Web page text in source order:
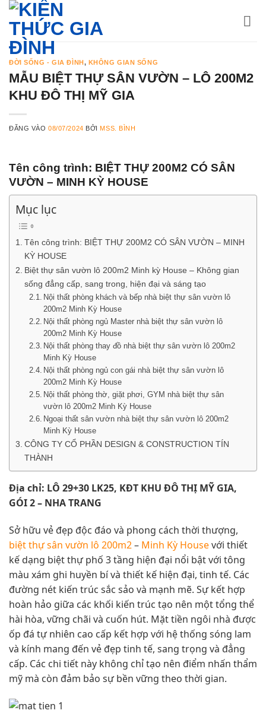
Bỏ
qua
dung
ĐỜI SỐNG - GIA ĐÌNH, KHÔNG GIAN SỐNG
MẪU BIỆT THỰ SÂN VƯỜN – LÔ 200M2
KHU ĐÔ THỊ MỸ GIA
ĐĂNG VÀO08/07/2024 BỞIMSS. BÌNH
Tên công trình: BIỆT THỰ 200M2 CÓ SÂN
VƯỜN – MINH KỲ HOUSE
Mục lục
Tên công trình: BIỆT THỰ 200M2 CÓ SÂN VƯỜN – MINH
KỲ HOUSE
Biệt thự sân vườn lô 200m2 Minh kỳ House – Không gian
sống đẳng cấp, sang trong, hiện đại và sáng tạo
Nội thất phòng khách và bếp nhà biệt thự sân vườn lô
200m2 Minh Kỳ House
Nội thất phòng ngủ Master nhà biệt thự sân vườn lô
200m2 Minh Kỳ House
Nội thất phòng thay đồ nhà biệt thự sân vườn lô 200m2
Minh Kỳ House
Nội thất phòng ngủ con gái nhà biệt thự sân vườn lô
200m2 Minh Kỳ House
Nội thất phòng thờ, giặt phơi, GYM nhà biệt thự sân
vườn lô 200m2 Minh Kỳ House
Ngoại thất sân vườn nhà biệt thự sân vườn lô 200m2
Minh Kỳ House
CÔNG TY CỔ PHẦN DESIGN & CONSTRUCTION TÍN
THÀNH
Địa chỉ: LÔ 29+30 LK25, KĐT KHU ĐÔ THỊ MỸ GIA,
GÓI 2 – NHA TRANG
Sở hữu vẻ đẹp độc đáo và phong cách thời thượng,
biệt thự sân vườn lô 200m2– Minh Kỳ Housevới thiết
kế dạng biệt thự phố 3 tầng hiện đại nổi bật với tông
màu xám ghi huyền bí và thiết kế hiện đại, tinh tế. Các
đường nét kiến trúc sắc sảo và mạnh mẽ. Sự kết hợp
hoàn hảo giữa các khối kiến trúc tạo nên một tổng thể
hài hòa, vững chãi và cuốn hút. Mặt tiền ngôi nhà được
ốp đá tự nhiên cao cấp kết hợp với hệ thống sóng lam
và kính mang đến vẻ đẹp tinh tế, sang trọng và đẳng
cấp. Các chi tiết này không chỉ tạo nên điểm nhấn thẩm
mỹ mà còn đảm bảo sự bền vững theo thời gian.